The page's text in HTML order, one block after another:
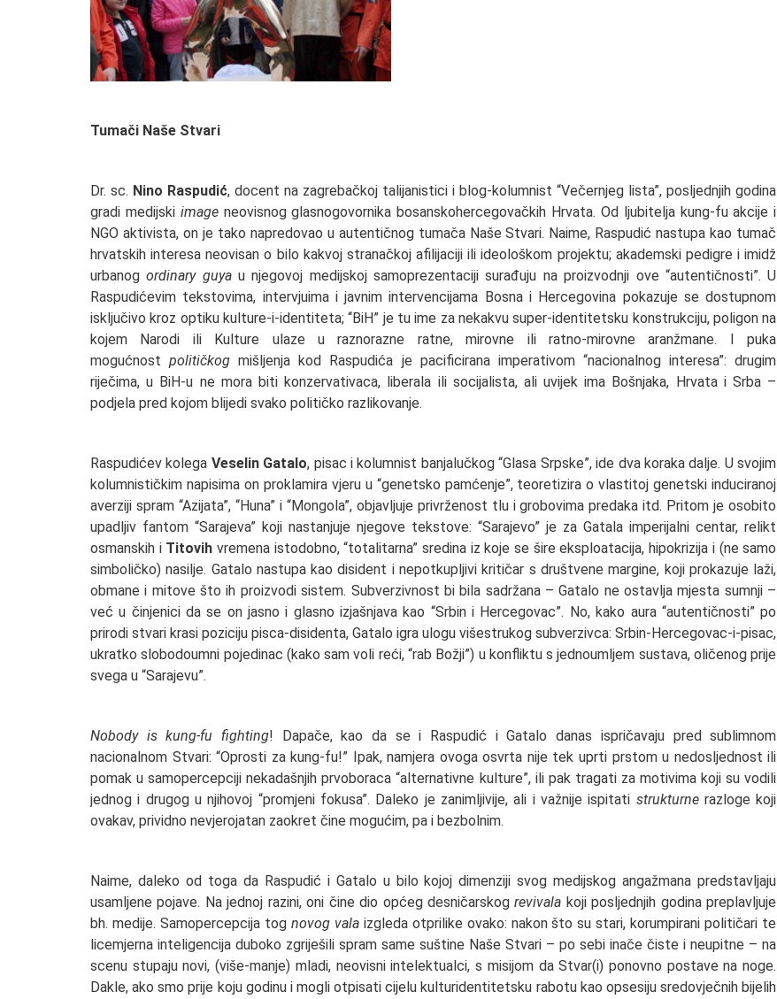
Tumači Naše Stvari
Dr. sc. Nino Raspudić, docent na zagrebačkoj talijanistici i blog-kolumnist “Večernjeg lista”, posljednjih godina
gradi medijski imageneovisnog glasnogovornika bosanskohercegovačkih Hrvata. Od ljubitelja kung-fu akcije i
NGO aktivista, on je tako napredovao u autentičnog tumača Naše Stvari. Naime, Raspudić nastupa kao tumač
hrvatskih interesa neovisan o bilo kakvoj stranačkoj afilijaciji ili ideološkom projektu; akademski pedigre i imidž
urbanogordinary guyau njegovoj medijskoj samoprezentaciji surađuju na proizvodnji ove “autentičnosti”. U
Raspudićevim tekstovima, intervjuima i javnim intervencijama Bosna i Hercegovina pokazuje se dostupnom
isključivo kroz optiku kulture-i-identiteta; “BiH” je tu ime za nekakvu super-identitetsku konstrukciju, poligon na
kojem Narodi ili Kulture ulaze u raznorazne ratne, mirovne ili ratno-mirovne aranžmane. I puka
mogućnostpolitičkog mišljenja kod Raspudića je pacificirana imperativom “nacionalnog interesa”: drugim
riječima, u BiH-u ne mora biti konzervativaca, liberala ili socijalista, ali uvijek ima Bošnjaka, Hrvata i Srba –
podjela pred kojom blijedi svako političko razlikovanje.
Raspudićev kolega Veselin Gatalo, pisac i kolumnist banjalučkog “Glasa Srpske”, ide dva koraka dalje. U svojim
kolumnističkim napisima on proklamira vjeru u “genetsko pamćenje”, teoretizira o vlastitoj genetski induciranoj
averziji spram “Azijata”, “Huna” i “Mongola”, objavljuje privrženost tlu i grobovima predaka itd. Pritom je osobito
upadljiv fantom “Sarajeva” koji nastanjuje njegove tekstove: “Sarajevo” je za Gatala imperijalni centar, relikt
osmanskih i Titovih vremena istodobno, “totalitarna” sredina iz koje se šire eksploatacija, hipokrizija i (ne samo
simboličko) nasilje. Gatalo nastupa kao disident i nepotkupljivi kritičar s društvene margine, koji prokazuje laži,
obmane i mitove što ih proizvodi sistem. Subverzivnost bi bila sadržana – Gatalo ne ostavlja mjesta sumnji –
već u činjenici da se on jasno i glasno izjašnjava kao “Srbin i Hercegovac”. No, kako aura “autentičnosti” po
prirodi stvari krasi poziciju pisca-disidenta, Gatalo igra ulogu višestrukog subverzivca: Srbin-Hercegovac-i-pisac,
ukratko slobodoumni pojedinac (kako sam voli reći, “rab Božji”) u konfliktu s jednoumljem sustava, oličenog prije
svega u “Sarajevu”.
Nobody is kung-fu fighting! Dapače, kao da se i Raspudić i Gatalo danas ispričavaju pred sublimnom
nacionalnom Stvari: “Oprosti za kung-fu!” Ipak, namjera ovoga osvrta nije tek uprti prstom u nedosljednost ili
pomak u samopercepciji nekadašnjih prvoboraca “alternativne kulture”, ili pak tragati za motivima koji su vodili
jednog i drugog u njihovoj “promjeni fokusa”. Daleko je zanimljivije, ali i važnije ispitati strukturnerazloge koji
ovakav, prividno nevjerojatan zaokret čine mogućim, pa i bezbolnim.
Naime, daleko od toga da Raspudić i Gatalo u bilo kojoj dimenziji svog medijskog angažmana predstavljaju
usamljene pojave. Na jednoj razini, oni čine dio općeg desničarskogrevivala koji posljednjih godina preplavljuje
bh. medije. Samopercepcija tog novog valaizgleda otprilike ovako: nakon što su stari, korumpirani političari te
licemjerna inteligencija duboko zgriješili spram same suštine Naše Stvari – po sebi inače čiste i neupitne – na
scenu stupaju novi, (više-manje) mladi, neovisni intelektualci, s misijom da Stvar(i) ponovno postave na noge.
Dakle, ako smo prije koju godinu i mogli otpisati cijelu kulturidentitetsku rabotu kao opsesiju sredovječnih bijelih